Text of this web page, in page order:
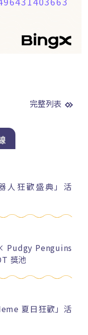
完整列表
人狂歡盛典」活
Pudgy Penguins
獎池
夏日狂歡」活